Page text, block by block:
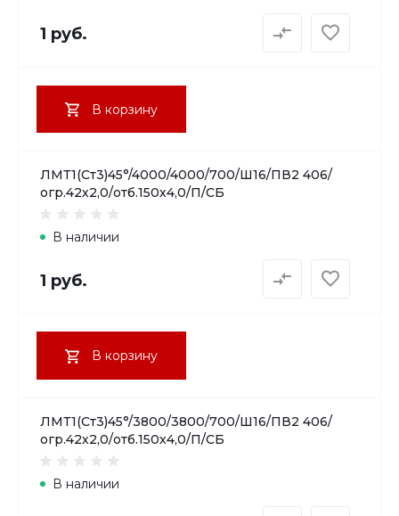
1 руб.
В корзину
ЛМТ1(Ст3)45°/4000/4000/700/Ш16/ПВ2 406/
огр.42х2,0/отб.150х4,0/П/СБ
В наличии
1 руб.
В корзину
ЛМТ1(Ст3)45°/3800/3800/700/Ш16/ПВ2 406/
огр.42х2,0/отб.150х4,0/П/СБ
В наличии